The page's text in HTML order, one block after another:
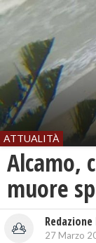
ATTUALITÀ
Alcamo,
muore
27 Marzo